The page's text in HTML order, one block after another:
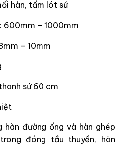
hàn, tấm lót sứ
600mm – 1000mm
– 10mm
sứ 60 cm
hàn đường ống và hàn ghép
đóng tầu thuyền, hàn